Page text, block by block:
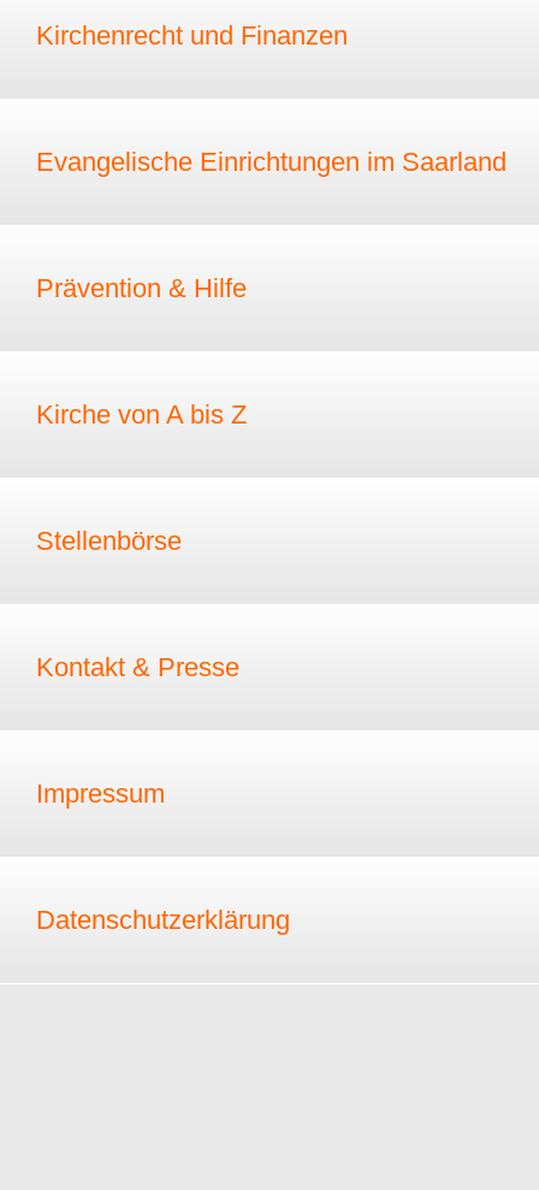
Kirchenrecht und Finanzen
Evangelische Einrichtungen im Saarland
Prävention & Hilfe
Kirche von A bis Z
Stellenbörse
Kontakt & Presse
Impressum
Datenschutzerklärung